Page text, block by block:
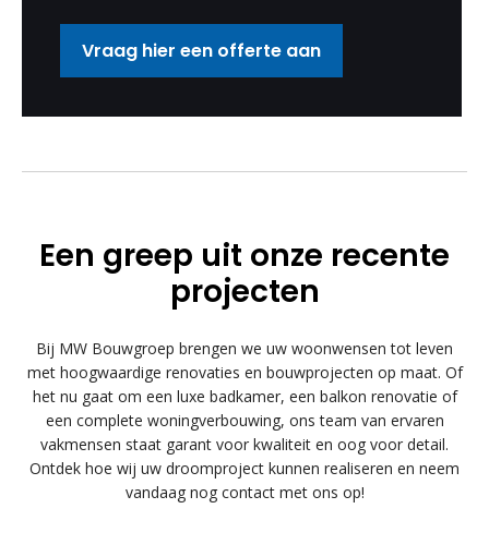
Vraag hier een offerte aan
Een greep uit onze recente
projecten
Bij MW Bouwgroep brengen we uw woonwensen tot leven
met hoogwaardige renovaties en bouwprojecten op maat. Of
het nu gaat om een luxe badkamer, een balkon renovatie of
een complete woningverbouwing, ons team van ervaren
vakmensen staat garant voor kwaliteit en oog voor detail.
Ontdek hoe wij uw droomproject kunnen realiseren en neem
vandaag nog contact met ons op!